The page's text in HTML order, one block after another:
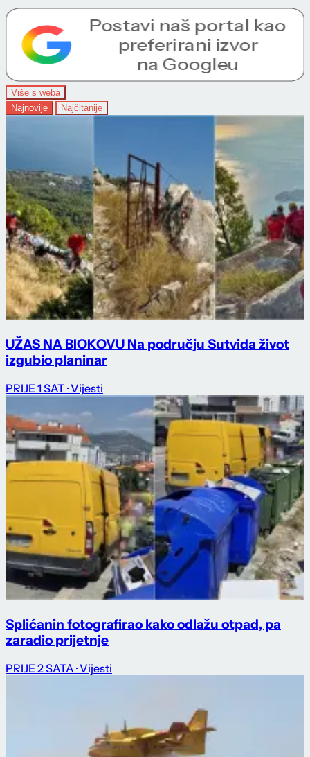
Više s weba
Najnovije
Najčitanije
UŽAS NA BIOKOVU Na području Sutvida život
izgubio planinar
PRIJE 1 SAT · Vijesti
Splićanin fotografirao kako odlažu otpad, pa
zaradio prijetnje
PRIJE 2 SATA · Vijesti